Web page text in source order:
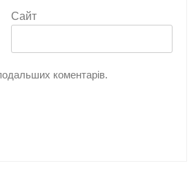
Сайт
коментарів.